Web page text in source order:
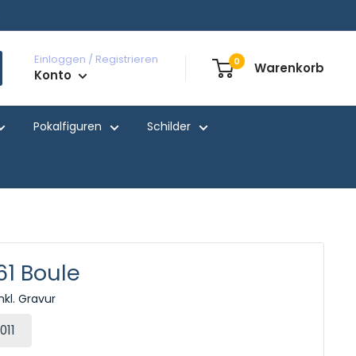
Einloggen / Registrieren
Konto
0 Warenkorb
Pokalfiguren Schilder
Boule
Gravur